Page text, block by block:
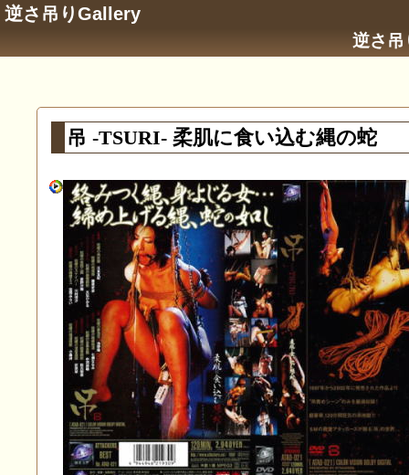
逆さ吊りGallery
逆さ吊
吊 -TSURI- 柔肌に食い込む縄の蛇